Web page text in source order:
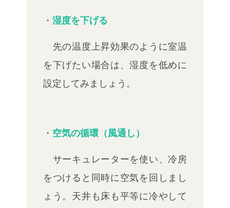
・ 湿度を下げる
先の温度上昇効果のように室温
を下げたい場合は、湿度を低めに
設定してみましょう。
・ 空気の循環（風通し）
サーキュレーターを使い、冷房
をつけると同時に空気を回しまし
ょう。天井も床も平等に冷やして